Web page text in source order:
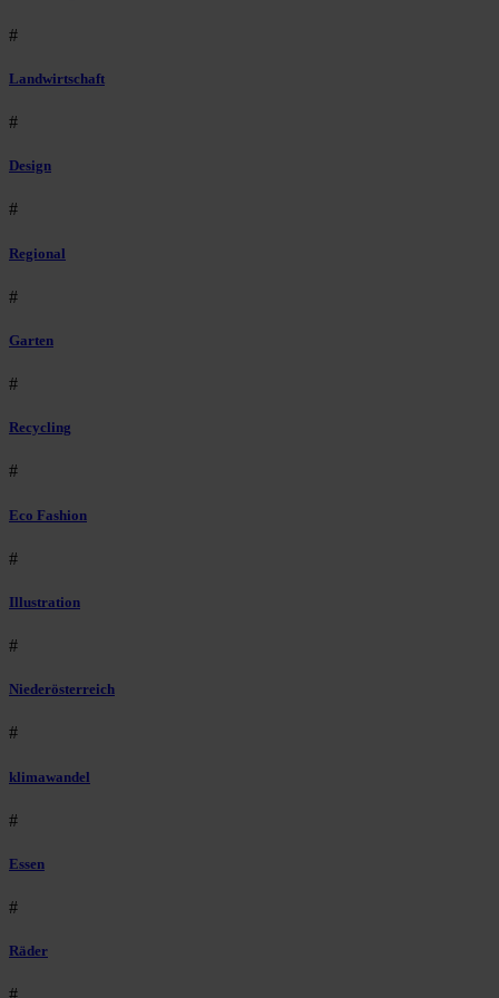
#
Landwirtschaft
#
Design
#
Regional
#
Garten
#
Recycling
#
Eco Fashion
#
Illustration
#
Niederösterreich
#
klimawandel
#
Essen
#
Räder